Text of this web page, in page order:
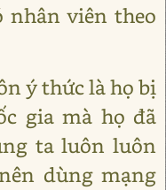
nhân viên theo
ý thức là họ bị
gia mà họ đã
ta luôn luôn
dùng mạng